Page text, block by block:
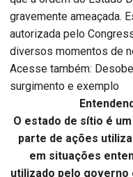
gravemente ameaçada.
autorizada pelo
diversos momentos de
Acesse também:
surgimento e exemplo
O estado de sítio é
parte de ações
em situações
utilizado pelo governo